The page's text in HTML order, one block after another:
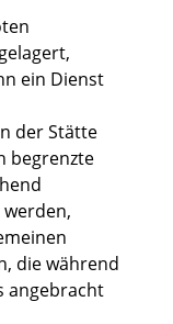
ein Dienst
der Stätte
begrenzte
die während
angebracht